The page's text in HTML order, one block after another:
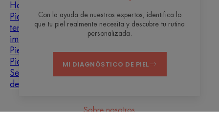
Con la ayuda de nuestros expertos, identifica lo
que tu piel realmente necesita y descubre tu rutina
personalizada.
MI DIAGNÓSTICO DE PIEL
Hombre
Piel grasa y con
tendencia a las
imperfecciones
Piel mixta
Piel seca
Sequedad y
deshidratación
Sobre nosotros